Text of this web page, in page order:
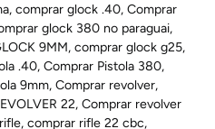
,comprar glock .40,Comprar
glock 380 no paraguai,
9MM,comprar glock g25,
.40,Comprar Pistola 380,
9mm,Comprar revolver,
22,Comprar revolver
,comprar rifle 22 cbc,